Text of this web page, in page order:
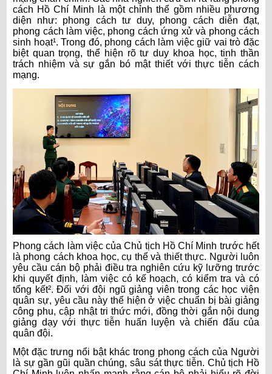
cách Hồ Chí Minh là một chỉnh thể gồm nhiều phương
diện như: phong cách tư duy, phong cách diễn đạt,
phong cách làm việc, phong cách ứng xử và phong cách
sinh hoạt¹. Trong đó, phong cách làm việc giữ vai trò đặc
biệt quan trọng, thể hiện rõ tư duy khoa học, tinh thần
trách nhiệm và sự gắn bó mật thiết với thực tiễn cách
mạng.
Phong cách làm việc của Chủ tịch Hồ Chí Minh trước hết
là phong cách khoa học, cụ thể và thiết thực. Người luôn
yêu cầu cán bộ phải điều tra nghiên cứu kỹ lưỡng trước
khi quyết định, làm việc có kế hoạch, có kiểm tra và có
tổng kết². Đối với đội ngũ giảng viên trong các học viện
quân sự, yêu cầu này thể hiện ở việc chuẩn bị bài giảng
công phu, cập nhật tri thức mới, đồng thời gắn nội dung
giảng dạy với thực tiễn huấn luyện và chiến đấu của
quân đội.
Một đặc trưng nổi bật khác trong phong cách của Người
là sự gần gũi quần chúng, sâu sát thực tiễn. Chủ tịch Hồ